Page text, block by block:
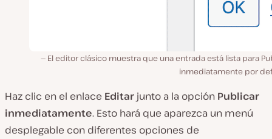
El editor clásico muestra que una entrada está lista para
inmediatamente por
Haz clic en el enlace Editar junto a la opción Publicar
inmediatamente. Esto hará que aparezca un menú
desplegable con diferentes opciones de